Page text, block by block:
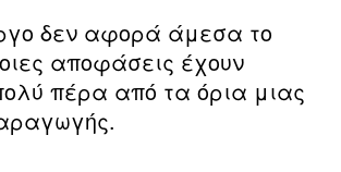
δεν αφορά άμεσα το
αποφάσεις έχουν
πέρα από τα όρια μιας